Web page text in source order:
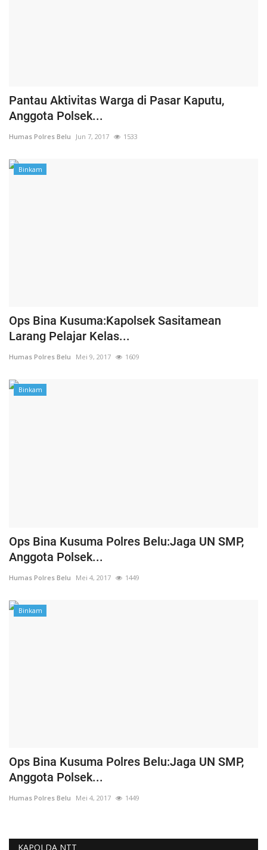
Pantau Aktivitas Warga di Pasar Kaputu,
Anggota Polsek...
Humas Polres Belu Jun 7, 2017 1533
Binkam
Ops Bina Kusuma:Kapolsek Sasitamean
Larang Pelajar Kelas...
Humas Polres Belu Mei 9, 2017 1609
Binkam
Ops Bina Kusuma Polres Belu:Jaga UN SMP,
Anggota Polsek...
Humas Polres Belu Mei 4, 2017 1449
Binkam
Ops Bina Kusuma Polres Belu:Jaga UN SMP,
Anggota Polsek...
Humas Polres Belu Mei 4, 2017 1449
KAPOLDA NTT